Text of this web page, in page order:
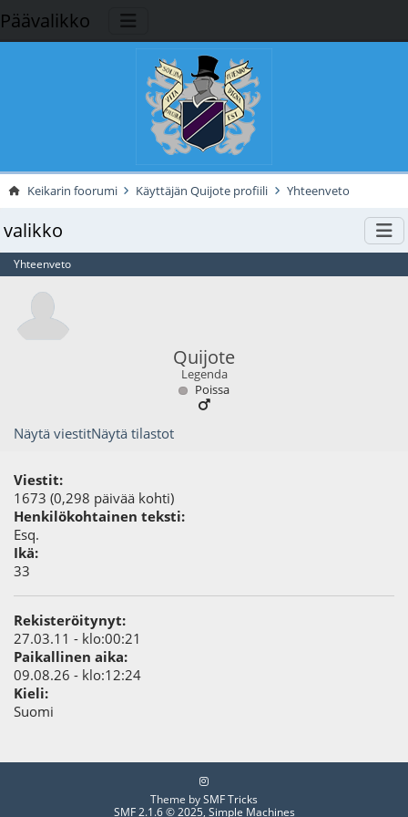
Päävalikko
Keikarin foorumi Käyttäjän Quijote profiili Yhteenveto
valikko
Yhteenveto
Quijote
Legenda
Poissa
Näytä viestitNäytä tilastot
Viestit:
1673 (0,298 päivää kohti)
Henkilökohtainen teksti:
Esq.
Ikä:
33
Rekisteröitynyt:
27.03.11 - klo:00:21
Paikallinen aika:
09.08.26 - klo:12:24
Kieli:
Suomi
Theme bySMF Tricks
SMF 2.1.6 © 2025, Simple Machines